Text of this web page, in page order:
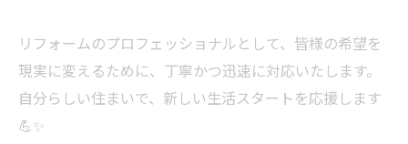
リフォームのプロフェッショナルとして、皆様の希望を
現実に変えるために、丁寧かつ迅速に対応いたします。
自分らしい住まいで、新しい生活スタートを応援します
💪✨